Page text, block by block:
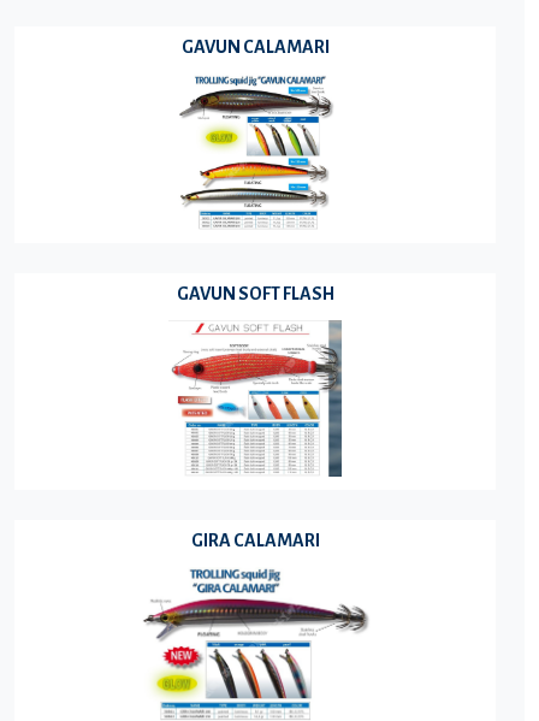
GAVUN CALAMARI
GAVUN SOFT FLASH
GIRA CALAMARI